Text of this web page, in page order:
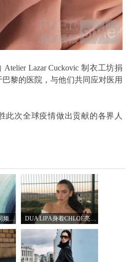
Lazar Cuckovic 制衣工坊捐
黎的医院，与他们共同应对医用
此次全球疫情做出贡献的各界人
Balance is Love“珍”爱同频 耀启七夕 TASA DUA LIPA身着CHLOÉ亮相 2026 SUNNY HILL 音乐节